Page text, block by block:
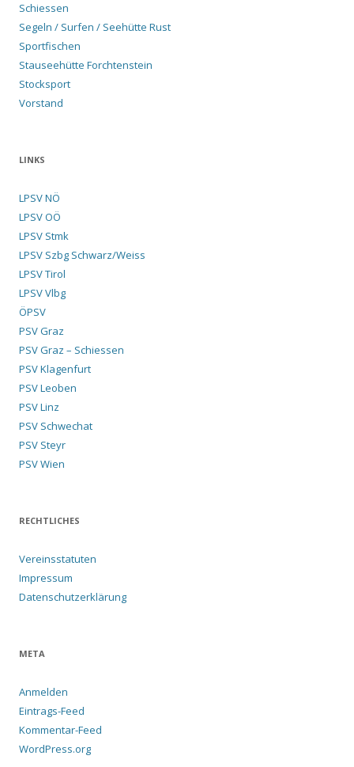
Schiessen
Segeln / Surfen / Seehütte Rust
Sportfischen
Stauseehütte Forchtenstein
Stocksport
Vorstand
LINKS
LPSV NÖ
LPSV OÖ
LPSV Stmk
LPSV Szbg Schwarz/Weiss
LPSV Tirol
LPSV Vlbg
ÖPSV
PSV Graz
PSV Graz – Schiessen
PSV Klagenfurt
PSV Leoben
PSV Linz
PSV Schwechat
PSV Steyr
PSV Wien
RECHTLICHES
Vereinsstatuten
Impressum
Datenschutzerklärung
META
Anmelden
Eintrags-Feed
Kommentar-Feed
WordPress.org